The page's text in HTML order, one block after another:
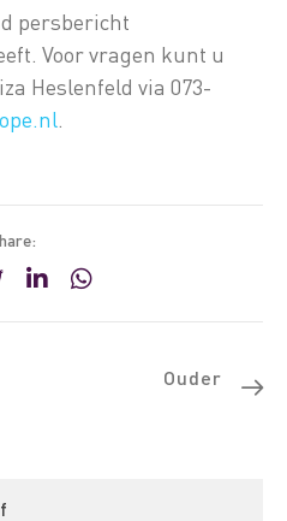
persbericht
Voor vragen kunt u
Heslenfeld via 073-
Ouder